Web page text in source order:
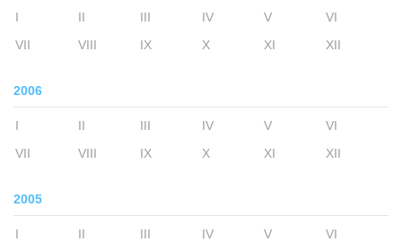
I II III IV V
VI
VII
VIII IX X XI XII
2006
I II III IV V
VI
VII
VIII IX X XI XII
2005
I II III IV V
VI